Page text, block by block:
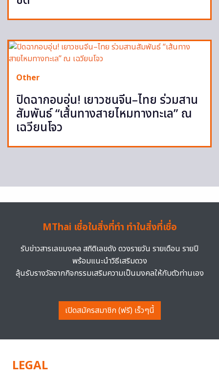
Other
ปิดฉากอบอุ่น! เยาวชนจีน–ไทย ร่วมสาน
สัมพันธ์ “เส้นทางสายไหมทางทะเล” ณ
เฉวียนโจว
MThai เชื่อในสิ่งที่ทำ ทำในสิ่งที่เชื่อ
รับข่าวสารเลขมงคล สถิติเลขดัง ดวงรายวัน รายเดือน รายปี
พร้อมแนะนำวิธีเสริมดวง
ลุ้นรับรางวัลจากกิจกรรมเสริมความเป็นมงคลให้กับตัวท่านเอง
เปิดสมัครสมาชิก (ฟรี) เร็วๆนี้
LEGAL